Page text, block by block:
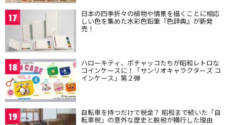
17 日本の四季折々の植物や情景を描くことに相応
しい色を集めた水彩色鉛筆『色辞典』が新発
売！
18 ハローキティ、ポチャッコたちが昭和レトロな
コインケースに！「サンリオキャラクターズ コ
インケース」第２弾
19 自転車を持つだけで税金？ 昭和まで続いた「自
転車税」の意外な歴史と脱税が横行した理由